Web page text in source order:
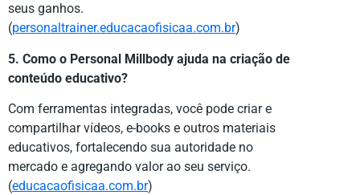
seus ganhos.
(personaltrainer.educacaofisicaa.com.br)
5. Como o Personal Millbody ajuda na criação de
conteúdo educativo?
Com ferramentas integradas, você pode criar e
compartilhar vídeos, e-books e outros materiais
educativos, fortalecendo sua autoridade no
mercado e agregando valor ao seu serviço.
(educacaofisicaa.com.br)